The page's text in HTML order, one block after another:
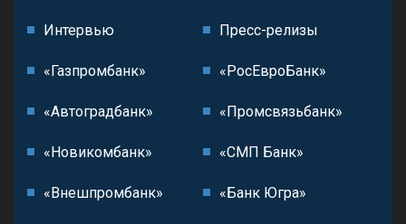
Интервью Пресс-релизы
«Газпромбанк» «РосЕвроБанк»
«Автоградбанк» «Промсвязьбанк»
«Новикомбанк» «СМП Банк»
«Внешпромбанк» «Банк Югра»